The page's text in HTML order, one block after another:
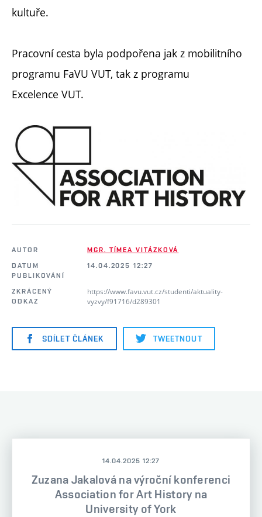
kultuře.
Pracovní cesta byla podpořena jak z mobilitního
programu FaVU VUT, tak z programu
Excelence VUT.
AUTOR
MGR. TÍMEA VITÁZKOVÁ
DATUM
PUBLIKOVÁNÍ
14.04.2025 12:27
ZKRÁCENÝ
ODKAZ
https://www.favu.vut.cz/studenti/aktuality-
vyzvy/f91716/d289301
SDÍLET ČLÁNEK TWEETNOUT
14.04.2025 12:27
Zuzana Jakalová na výroční konferenci
Association for Art History na
University of York